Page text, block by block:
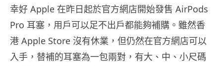
幸好 Apple 在昨日起於官方網店開始發售 AirPods
Pro 耳塞，用戶可以足不出戶都能夠補購。雖然香
港 Apple Store 沒有休業，但仍然在官方網店可以
入手，替補的耳塞為一包兩對，有大、中、小尺碼